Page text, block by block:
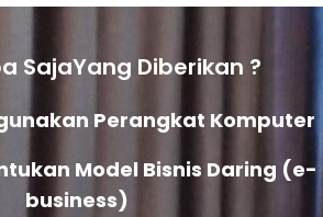
SajaYang Diberikan ?
Perangkat Komputer
Model Bisnis Daring (e-
business)